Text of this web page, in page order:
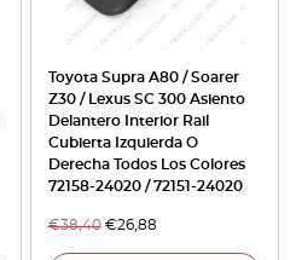
Toyota Supra A80 / Soarer
Z30 / Lexus SC 300 Asiento
Delantero Interior Rail
Cubierta Izquierda O
Derecha Todos Los Colores
72158-24020 / 72151-24020
€38,40 €26,88